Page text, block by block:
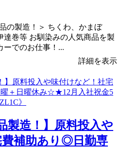
の製造！＞ ちくわ、かまぼ
達巻等 お馴染みの人気商品を製
ーでのお仕事！...
詳細を表示
製造！】原料投入や
費補助あり◎日勤専